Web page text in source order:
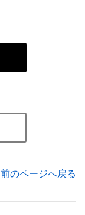
前のページへ戻る